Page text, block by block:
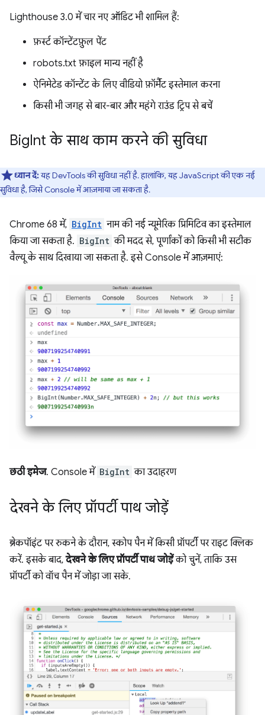
Lighthouse 3.0 में चार नए ऑडिट भी शामिल हैं:
फ़र्स्ट कॉन्टेंटफ़ुल पेंट
robots.txt फ़ाइल मान्य नहीं है
ऐनिमेटेड कॉन्टेंट के लिए वीडियो फ़ॉर्मैट इस्तेमाल करना
किसी भी जगह से बार-बार और महंगे राउंड ट्रिप से बचें
BigInt के साथ काम करने की सुविधा
ध्यान दें:यह DevTools की सुविधा नहीं है. हालांकि, यह JavaScript की एक नई
सुविधा है, जिसे Console में आज़माया जा सकता है.
Chrome 68 में, BigInt नाम की नई न्यूमेरिक प्रिमिटिव का इस्तेमाल
किया जा सकता है. BigInt की मदद से, पूर्णांकों को किसी भी सटीक
वैल्यू के साथ दिखाया जा सकता है. इसे Console में आज़माएं:
छठी इमेज. Console में BigInt का उदाहरण
देखने के लिए प्रॉपर्टी पाथ जोड़ें
ब्रेकपॉइंट पर रुकने के दौरान, स्कोप पैन में किसी प्रॉपर्टी पर राइट क्लिक
करें. इसके बाद,देखने के लिए प्रॉपर्टी पाथ जोड़ेंको चुनें, ताकि उस
प्रॉपर्टी को वॉच पैन में जोड़ा जा सके.